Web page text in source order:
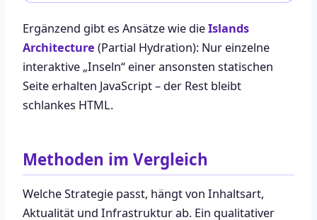
Ergänzend gibt es Ansätze wie dieIslands
Architecture (Partial Hydration): Nur einzelne
interaktive „Inseln“ einer ansonsten statischen
Seite erhalten JavaScript – der Rest bleibt
schlankes HTML.
Methoden im Vergleich
Welche Strategie passt, hängt von Inhaltsart,
Aktualität und Infrastruktur ab. Ein qualitativer